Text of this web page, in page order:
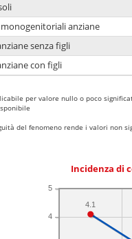
anziane
senza figli
con figli
per valore nullo o poco
del fenomeno rende i valori non
Incidenza di
4
5
4.1